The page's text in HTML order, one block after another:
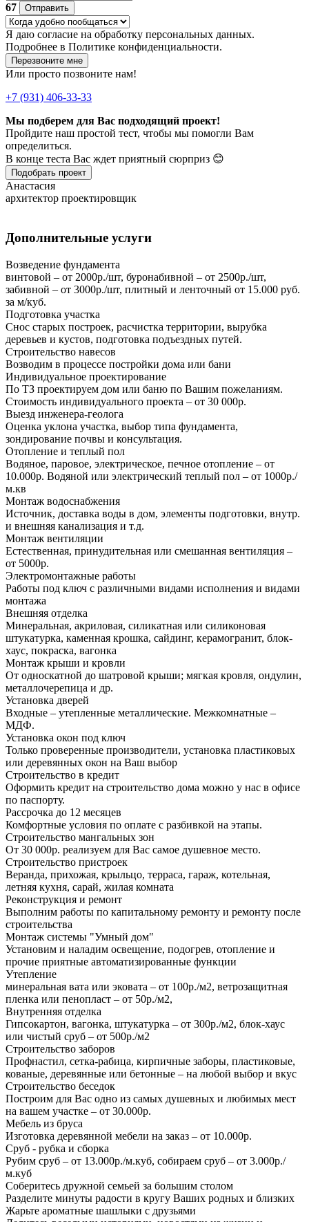
67
Отправить
Я даю согласие на обработку персональных данных.
Подробнее в Политике конфиденциальности.
Перезвоните мне
Или просто позвоните нам!
+7 (931) 406-33-33
Мы подберем для Вас подходящий проект!
Пройдите наш простой тест, чтобы мы помогли Вам
определиться.
В конце теста Вас ждет приятный сюрприз 😊
Подобрать проект
Анастасия
архитектор проектировщик
Дополнительные услуги
Возведение фундамента
винтовой – от 2000р./шт, буронабивной – от 2500р./шт,
забивной – от 3000р./шт, плитный и ленточный от 15.000 руб.
за м/куб.
Подготовка участка
Снос старых построек, расчистка территории, вырубка
деревьев и кустов, подготовка подъездных путей.
Строительство навесов
Возводим в процессе постройки дома или бани
Индивидуальное проектирование
По ТЗ проектируем дом или баню по Вашим пожеланиям.
Стоимость индивидуального проекта – от 30 000р.
Выезд инженера-геолога
Оценка уклона участка, выбор типа фундамента,
зондирование почвы и консультация.
Отопление и теплый пол
Водяное, паровое, электрическое, печное отопление – от
10.000р. Водяной или электрический теплый пол – от 1000р./
м.кв
Монтаж водоснабжения
Источник, доставка воды в дом, элементы подготовки, внутр.
и внешняя канализация и т.д.
Монтаж вентиляции
Естественная, принудительная или смешанная вентиляция –
от 5000р.
Электромонтажные работы
Работы под ключ с различными видами исполнения и видами
монтажа
Внешняя отделка
Минеральная, акриловая, силикатная или силиконовая
штукатурка, каменная крошка, сайдинг, керамогранит, блок-
хаус, покраска, вагонка
Монтаж крыши и кровли
От односкатной до шатровой крыши; мягкая кровля, ондулин,
металлочерепица и др.
Установка дверей
Входные – утепленные металлические. Межкомнатные –
МДФ.
Установка окон под ключ
Только проверенные производители, установка пластиковых
или деревянных окон на Ваш выбор
Строительство в кредит
Оформить кредит на строительство дома можно у нас в офисе
по паспорту.
Рассрочка до 12 месяцев
Комфортные условия по оплате с разбивкой на этапы.
Строительство мангальных зон
От 30 000р. реализуем для Вас самое душевное место.
Строительство пристроек
Веранда, прихожая, крыльцо, терраса, гараж, котельная,
летняя кухня, сарай, жилая комната
Реконструкция и ремонт
Выполним работы по капитальному ремонту и ремонту после
строительства
Монтаж системы "Умный дом"
Установим и наладим освещение, подогрев, отопление и
прочие приятные автоматизированные функции
Утепление
минеральная вата или эковата – от 100р./м2, ветрозащитная
пленка или пенопласт – от 50р./м2,
Внутренняя отделка
Гипсокартон, вагонка, штукатурка – от 300р./м2, блок-хаус
или чистый сруб – от 500р./м2
Строительство заборов
Профнастил, сетка-рабица, кирпичные заборы, пластиковые,
кованые, деревянные или бетонные – на любой выбор и вкус
Строительство беседок
Построим для Вас одно из самых душевных и любимых мест
на вашем участке – от 30.000р.
Мебель из бруса
Изготовка деревянной мебели на заказ – от 10.000р.
Сруб - рубка и сборка
Рубим сруб – от 13.000р./м.куб, собираем сруб – от 3.000р./
м.куб
Соберитесь дружной семьей за большим столом
Разделите минуты радости в кругу Ваших родных и близких
Жарьте ароматные шашлыки с друзьями